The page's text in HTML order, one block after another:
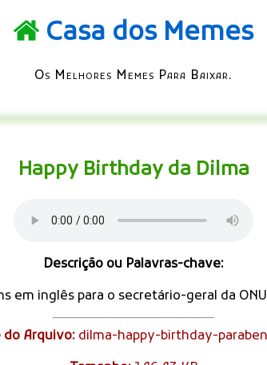
Casa dos Memes
Os Melhores Memes Para Baixar.
Happy Birthday da Dilma
Descrição ou Palavras-chave:
em inglês para o secretário-geral da
do Arquivo:dilma-happy-birthday-